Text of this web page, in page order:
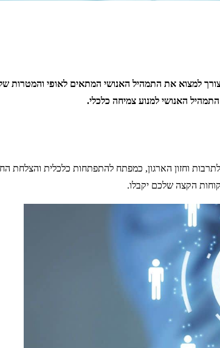
למצוא את התמהיל האנושי המתאים לאופי
האנושי למנוע צמיחה כלכלי.
וחזון הארגון, כמפתח להתפתחות כלכלית והצלחת
הקצה שלכם יקבלו.